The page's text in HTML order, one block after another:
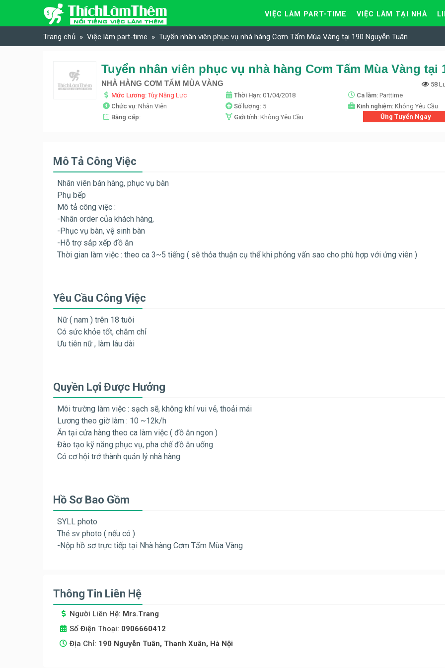
Skip to content
VIỆC LÀM PART-TIME VIỆC LÀM TẠI NHÀ
Trang chủ Việc làm part-time Tuyển nhân viên phục vụ nhà hàng Cơm Tấm Mùa Vàng tại 190 Nguyễn Tuân
NHÀ HÀNG CƠM TẤM MÙA VÀNG
58
Mức Lương:Tùy Năng Lực Thời Hạn: 01/04/2018 Ca làm: Parttime
Chức vụ: Nhân Viên Số lượng: 5 Kinh nghiệm: Không Yêu Cầu
Bằng cấp:
Giới tính: Không Yêu Cầu Ứng Tuyển Ngay
Mô Tả Công Việc
Nhân viên bán hàng, phục vụ bàn
Phụ bếp
Mô tả công việc :
-Nhân order của khách hàng,
-Phục vụ bàn, vệ sinh bàn
-Hỗ trợ sắp xếp đồ ăn
Thời gian làm việc : theo ca 3~5 tiếng ( sẽ thỏa thuận cụ thể khi phỏng vấn sao cho phù hợp với ứng viên )
Yêu Cầu Công Việc
Nữ ( nam ) trên 18 tuôi
Có sức khỏe tốt, chăm chỉ
Ưu tiên nữ , làm lâu dài
Quyền Lợi Được Hưởng
Môi trường làm việc : sạch sẽ, không khí vui vẻ, thoải mái
Lương theo giờ làm : 10 ~12k/h
Ăn tại cửa hàng theo ca làm việc ( đồ ăn ngon )
Đào tạo kỹ năng phục vụ, pha chế đồ ăn uống
Có cơ hội trở thành quản lý nhà hàng
Hồ Sơ Bao Gồm
SYLL photo
Thẻ sv photo ( nếu có )
-Nộp hồ sơ trực tiếp tại Nhà hàng Cơm Tấm Mùa Vàng
Thông Tin Liên Hệ
Người Liên Hệ: Mrs.Trang
Số Điện Thoại: 0906660412
Địa Chỉ: 190 Nguyễn Tuân, Thanh Xuân, Hà Nội